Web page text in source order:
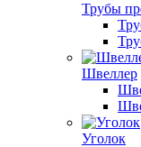
Трубы
Швеллер
Уголок